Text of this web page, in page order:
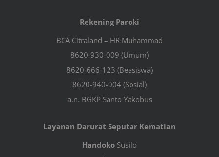
Rekening Paroki
BCA Citraland – HR Muhammad
8620-930-009 (Umum)
8620-666-123 (Beasiswa)
8620-940-004 (Sosial)
a.n. BGKP Santo Yakobus
Layanan Darurat Seputar Kematian
Handoko Susilo